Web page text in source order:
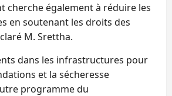
cherche également à réduire les
en soutenant les droits des
M. Srettha.
dans les infrastructures pour
et la sécheresse
programme du